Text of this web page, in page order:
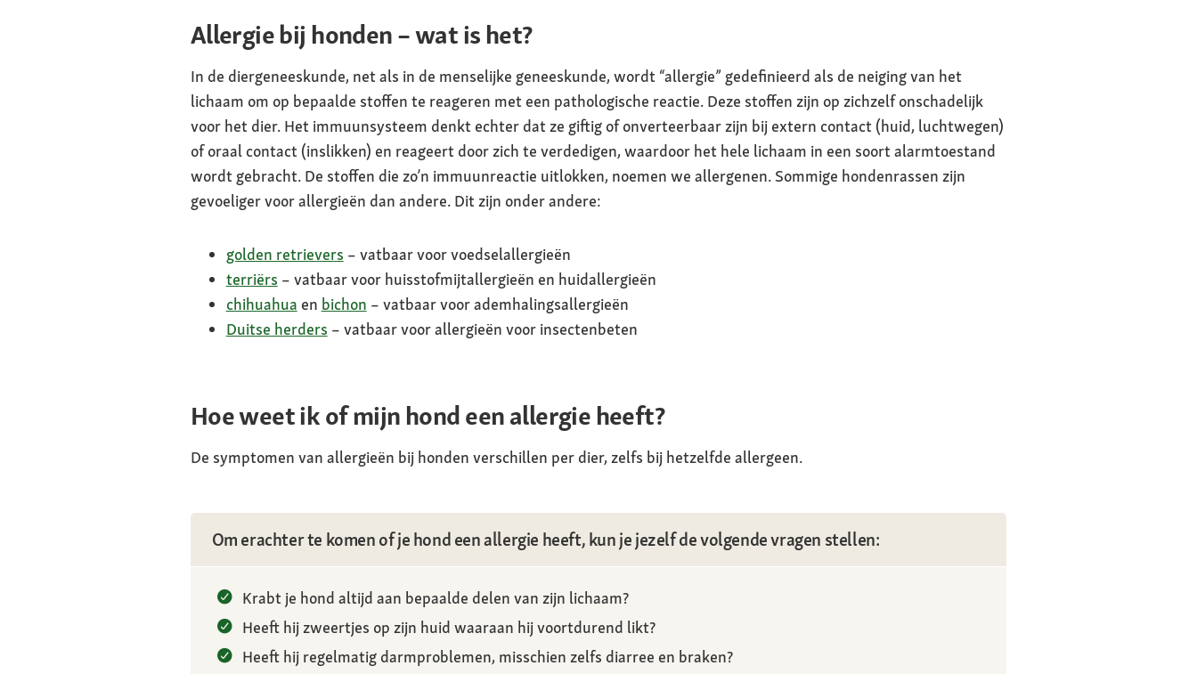
Allergie bij honden – wat is het?
In de diergeneeskunde, net als in de menselijke geneeskunde, wordt “allergie” gedefinieerd als de neiging van het
lichaam om op bepaalde stoffen te reageren met een pathologische reactie. Deze stoffen zijn op zichzelf onschadelijk
voor het dier. Het immuunsysteem denkt echter dat ze giftig of onverteerbaar zijn bij extern contact (huid, luchtwegen)
of oraal contact (inslikken) en reageert door zich te verdedigen, waardoor het hele lichaam in een soort alarmtoestand
wordt gebracht. De stoffen die zo’n immuunreactie uitlokken, noemen we allergenen. Sommige hondenrassen zijn
gevoeliger voor allergieën dan andere. Dit zijn onder andere:
golden retrievers – vatbaar voor voedselallergieën
terriërs – vatbaar voor huisstofmijtallergieën en huidallergieën
chihuahua en bichon – vatbaar voor ademhalingsallergieën
Duitse herders – vatbaar voor allergieën voor insectenbeten
Hoe weet ik of mijn hond een allergie heeft?
De symptomen van allergieën bij honden verschillen per dier, zelfs bij hetzelfde allergeen.
Om erachter te komen of je hond een allergie heeft, kun je jezelf de volgende vragen stellen:
Krabt je hond altijd aan bepaalde delen van zijn lichaam?
Heeft hij zweertjes op zijn huid waaraan hij voortdurend likt?
Heeft hij regelmatig darmproblemen, misschien zelfs diarree en braken?